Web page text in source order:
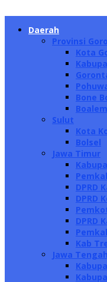
Daerah
Provinsi
Kota
Bone
Sulut
Kota
Bolsel
Jawa Timur
DPRD
DPRD
DPRD
Kab
Jawa Tengah